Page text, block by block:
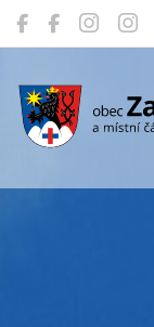
Zašová